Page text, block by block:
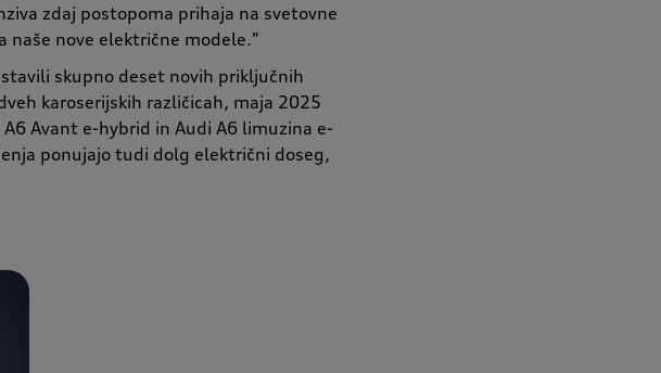
zdaj postopoma prihaja na svetovne
naše nove električne modele."
skupno deset novih priključnih
karoserijskih različicah, maja 2025
Avant e-hybrid in Audi A6 limuzina e-
ponujajo tudi dolg električni doseg,